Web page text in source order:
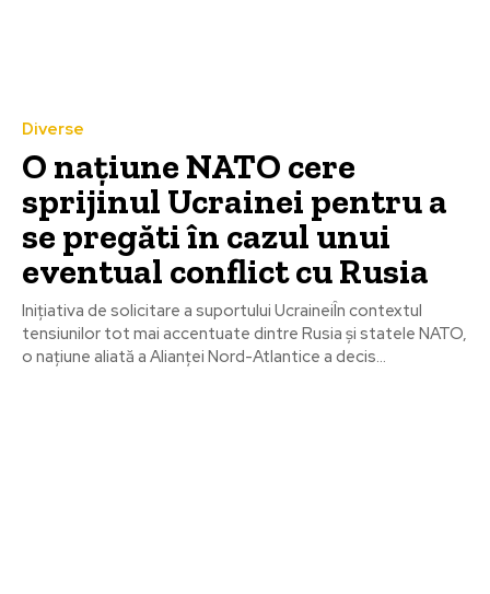
Diverse
O națiune NATO cere
sprijinul Ucrainei pentru a
se pregăti în cazul unui
eventual conflict cu Rusia
Inițiativa de solicitare a suportului UcraineiÎn contextul
tensiunilor tot mai accentuate dintre Rusia și statele NATO,
o națiune aliată a Alianței Nord-Atlantice a decis...